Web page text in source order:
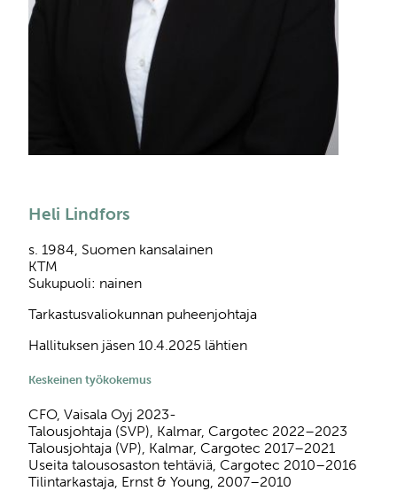
Heli Lindfors
s. 1984, Suomen kansalainen
KTM
Sukupuoli: nainen
Tarkastusvaliokunnan puheenjohtaja
Hallituksen jäsen 10.4.2025 lähtien
Keskeinen työkokemus
CFO, Vaisala Oyj 2023-
Talousjohtaja (SVP), Kalmar, Cargotec 2022–2023
Talousjohtaja (VP), Kalmar, Cargotec 2017–2021
Useita talousosaston tehtäviä, Cargotec 2010–2016
Tilintarkastaja, Ernst & Young, 2007–2010